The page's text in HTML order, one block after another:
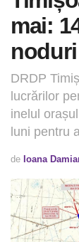
mai:
DRDP
lucrărilor
inelul
luni pentru
de Ioana